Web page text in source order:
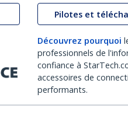
Pilotes et
Découvrez pourquoi
professionnels de
confiance à
accessoires de
performants.